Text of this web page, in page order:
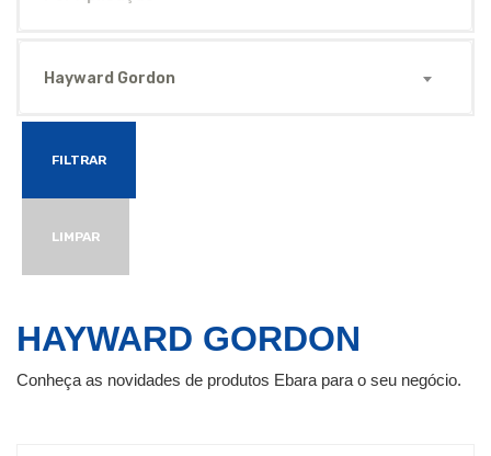
Hayward Gordon
FILTRAR
LIMPAR
HAYWARD GORDON
Conheça as novidades de produtos Ebara para o seu negócio.